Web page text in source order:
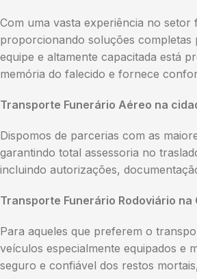
Com uma vasta experiência no setor
proporcionando soluções completas
equipe e altamente capacitada está
memória do falecido e fornece
Transporte Funerário Aéreo na
Dispomos de parcerias com as
garantindo total assessoria no
incluindo autorizações,
Transporte Funerário Rodoviário na
Para aqueles que preferem o
veículos especialmente equipados e
seguro e confiável dos restos